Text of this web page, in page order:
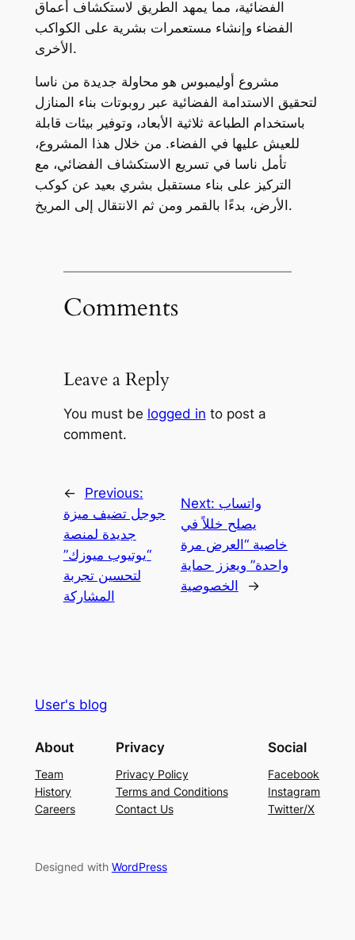
الفضائية، مما يمهد الطريق لاستكشاف أعماق
الفضاء وإنشاء مستعمرات بشرية على الكواكب
الأخرى.
مشروع أوليمبوس هو محاولة جديدة من ناسا
لتحقيق الاستدامة الفضائية عبر روبوتات بناء المنازل
باستخدام الطباعة ثلاثية الأبعاد، وتوفير بيئات قابلة
للعيش عليها في الفضاء. من خلال هذا المشروع،
تأمل ناسا في تسريع الاستكشاف الفضائي، مع
التركيز على بناء مستقبل بشري بعيد عن كوكب
الأرض، بدءًا بالقمر ومن ثم الانتقال إلى المريخ.
Comments
Leave a Reply
You must be logged in to post a
comment.
←
Previous:
جوجل تضيف ميزة
جديدة لمنصة
“يوتيوب ميوزك”
لتحسين تجربة
المشاركة
Next: واتساب
يصلح خللاً في
خاصية “العرض مرة
واحدة” ويعزز حماية
الخصوصية
→
User's blog
About
Team
History
Careers
Privacy
Privacy Policy
Terms and Conditions
Contact Us
Social
Facebook
Instagram
Twitter/X
Designed with WordPress